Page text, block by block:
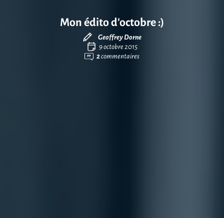
Mon édito d’octobre :)
Geoffrey Dorne
9 octobre 2015
2commentaires